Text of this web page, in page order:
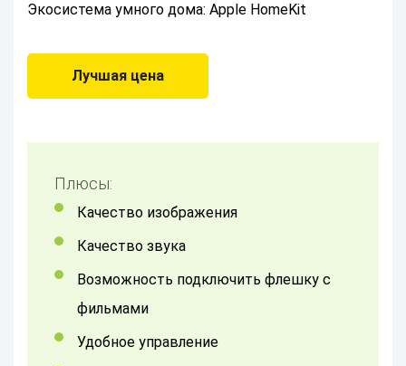
Экосистема умного дома: Apple HomeKit
Лучшая цена
Плюсы:
Качество изображения
качество звука
возможность подключить флешку с
фильмами
Удобное управление